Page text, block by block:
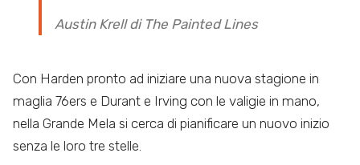
Austin Krell di The Painted Lines
Con Harden pronto ad iniziare una nuova stagione in
maglia 76ers e Durant e Irving con le valigie in mano,
nella Grande Mela si cerca di pianificare un nuovo inizio
senza le loro tre stelle.